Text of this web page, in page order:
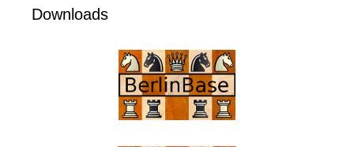
Downloads